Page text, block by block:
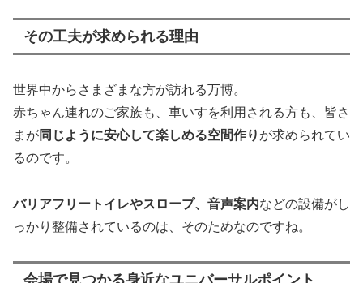
その工夫が求められる理由
世界中からさまざまな方が訪れる万博。
赤ちゃん連れのご家族も、車いすを利用される方も、皆さ
まが同じように安心して楽しめる空間作り が求められてい
るのです。
バリアフリートイレやスロープ、音声案内などの設備がし
っかり整備されているのは、そのためなのですね。